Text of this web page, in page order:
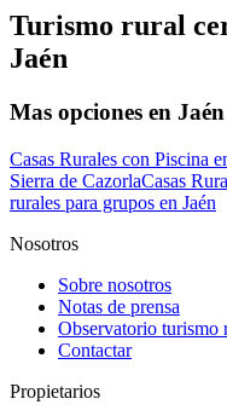
Turismo rural
Jaén
Mas opciones en Jaén
Casas Rurales con Piscina
Sierra de CazorlaCasas
rurales para grupos en Jaén
Nosotros
Sobre nosotros
Notas de prensa
Observatorio turismo
Contactar
Propietarios